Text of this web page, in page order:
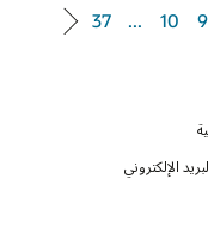
9
10
...
37
الإلكتروني